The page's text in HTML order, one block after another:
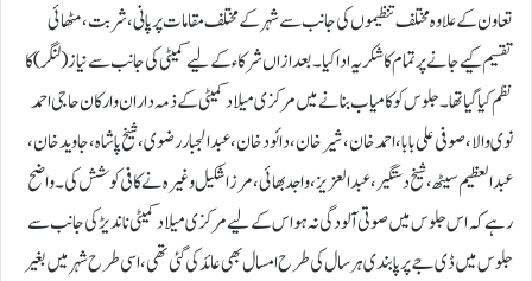
تعاون کے علاوہ مختلف تنظیموں کی جانب سے شہر کے مختلف مقامات پر پانی، شربت، مٹھائی
تقسیم کیے جانے پر تمام کا شکریہ اداکیا۔ بعد ازاں شرکاء کے لیے کمیٹی کی جانب سے نیاز ( لنگر) کا
نظم کیا گیا تھا۔ جلوس کو کامیاب بنانے میں مرکزی میلاد کمیٹی کے ذمہ داران و ارکان حاجی احمد
نوی والا، صوفی علی بابا، احمد خان، شیر خان، دائود خان، عبدالجبار رضوی، شیخ پاشاہ، جاوید خان،
عبدالعظیم سیٹھ، شیخ دستگیر، عبدالعزیز، واجد بھائی، مرزا شکیل وغیرہ نے کافی کوشش کی۔واضح
رہے کہ اس جلوس میں صوتی آلودگی نہ ہو اس کے لیے مرکزی میلاد کمیٹی ناندیڑ کی جانب سے
جلوس میں ڈی جے پر پابندی ہر سال کی طرح امسال بھی عائد کی گئی تھی، اسی طرح شہر میں بغیر